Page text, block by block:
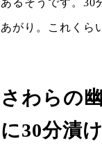
あるそうです。30
あがり。これくら
さわらの
に30分漬